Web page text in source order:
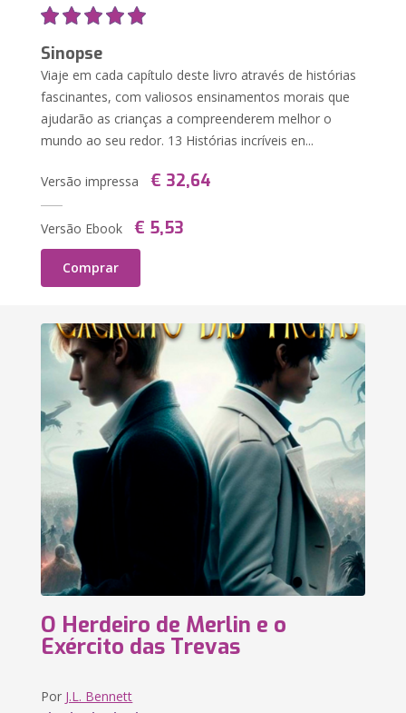
Sinopse
Viaje em cada capítulo deste livro através de histórias
fascinantes, com valiosos ensinamentos morais que
ajudarão as crianças a compreenderem melhor o
mundo ao seu redor. 13 Histórias incríveis en...
Versão impressa € 32,64
Versão Ebook € 5,53
Comprar
O Herdeiro de Merlin e o
Exército das Trevas
Por J.L. Bennett